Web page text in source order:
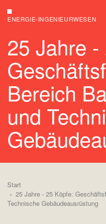
ENERGIE-INGENIEURWESEN
25 Jahre -
Bereich
und
Start
25 Jahre - 25 Köpfe:
Technische Gebäudeausrüstung